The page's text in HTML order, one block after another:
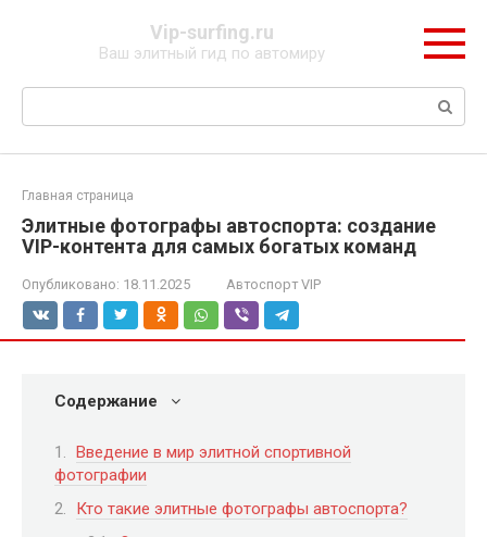
Vip-surfing.ru
Ваш элитный гид по автомиру
Поиск:
Главная страница
Элитные фотографы автоспорта: создание
VIP-контента для самых богатых команд
Опубликовано: 18.11.2025 Автоспорт VIP
Содержание
Введение в мир элитной спортивной
фотографии
Кто такие элитные фотографы автоспорта?